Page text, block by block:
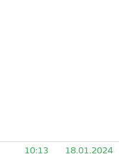
10:13 18.01.2024